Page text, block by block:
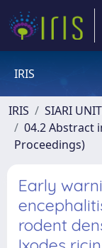
IRIS
IRIS SIARI
04.2 Abstract
Proceedings)
Early
rodent